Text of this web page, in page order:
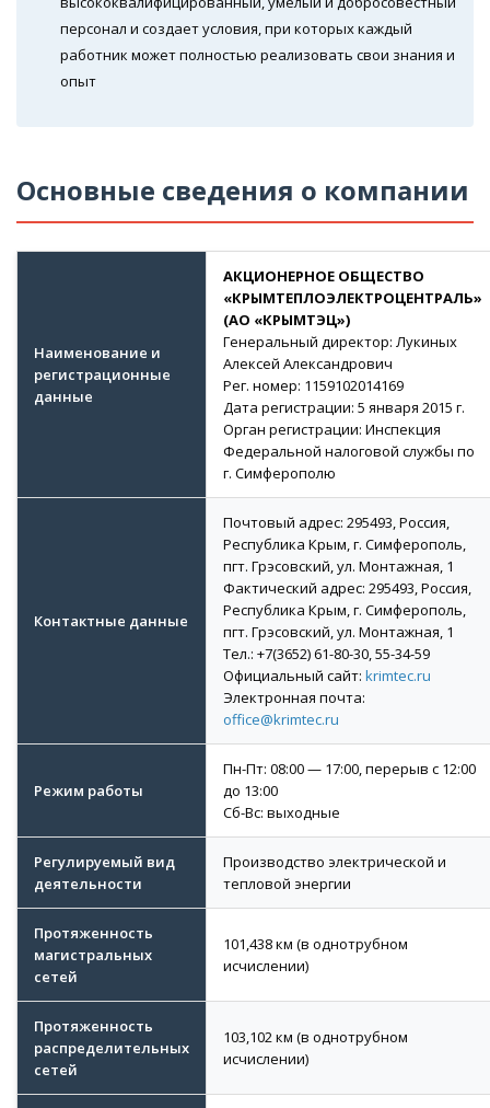
персонал и создает условия, при которых каждый
работник может полностью реализовать свои знания и
опыт
Основные сведения о компании
Наименование и
регистрационные
данные
АКЦИОНЕРНОЕ ОБЩЕСТВО
«КРЫМТЕПЛОЭЛЕКТРОЦЕНТРАЛЬ»
(АО «КРЫМТЭЦ»)
Генеральный директор: Лукиных
Алексей Александрович
Рег. номер: 1159102014169
Дата регистрации: 5 января 2015 г.
Орган регистрации: Инспекция
Федеральной налоговой службы по
г. Симферополю
Контактные данные
Почтовый адрес: 295493, Россия,
Республика Крым, г. Симферополь,
пгт. Грэсовский, ул. Монтажная, 1
Фактический адрес: 295493, Россия,
Республика Крым, г. Симферополь,
пгт. Грэсовский, ул. Монтажная, 1
Тел.: +7(3652) 61-80-30, 55-34-59
Официальный сайт: krimtec.ru
Электронная почта:
office@krimtec.ru
Режим работы
Пн-Пт: 08:00 — 17:00, перерыв с 12:00
до 13:00
Сб-Вс: выходные
Регулируемый вид
деятельности
Производство электрической и
тепловой энергии
Протяженность
магистральных
сетей
101,438 км (в однотрубном
исчислении)
Протяженность
распределительных
сетей
103,102 км (в однотрубном
исчислении)